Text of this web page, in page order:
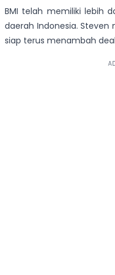
BMI telah memiliki lebih
daerah Indonesia. Steven
siap terus menambah